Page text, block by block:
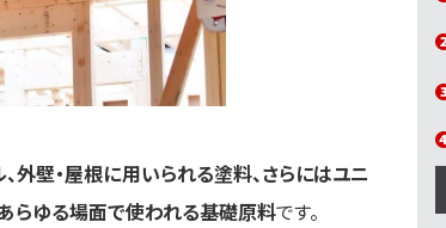
外壁・屋根に用いられる塗料、さらにはユニ
らゆる場面で使われる基礎原料です。